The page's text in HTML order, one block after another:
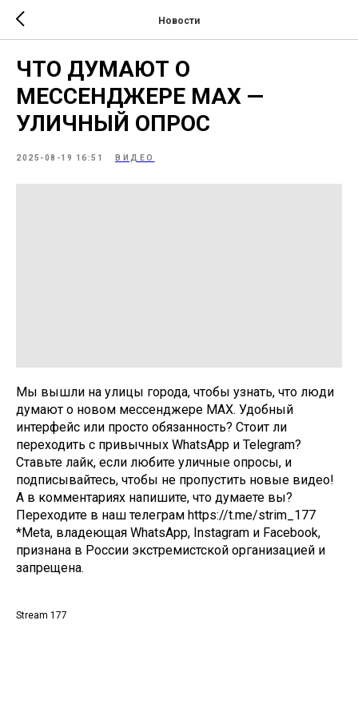
Новости
ЧТО ДУМАЮТ О
МЕССЕНДЖЕРЕ MAX —
УЛИЧНЫЙ ОПРОС
2025-08-19 16:51 ВИДЕО
Мы вышли на улицы города, чтобы узнать, что люди
думают о новом мессенджере MAX. Удобный
интерфейс или просто обязанность? Стоит ли
переходить с привычных WhatsApp и Telegram?
Ставьте лайк, если любите уличные опросы, и
подписывайтесь, чтобы не пропустить новые видео!
А в комментариях напишите, что думаете вы?
Переходите в наш телеграм https://t.me/strim_177
*Meta, владеющая WhatsApp, Instagram и Facebook,
признана в России экстремистской организацией и
запрещена.
Stream 177